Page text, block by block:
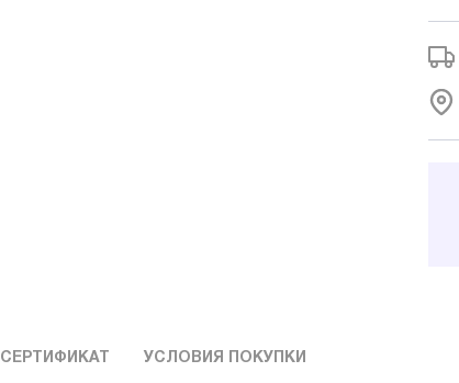
СЕРТИФИКАТ УСЛОВИЯ ПОКУПКИ